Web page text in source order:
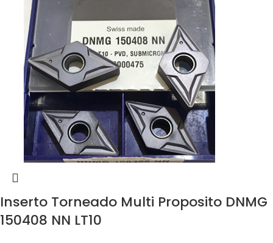
Inserto Torneado Multi Proposito DNMG
150408 NN LT10